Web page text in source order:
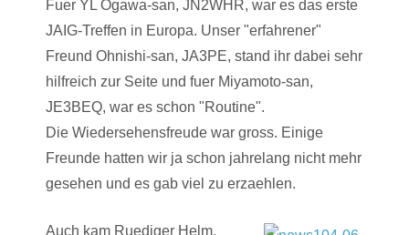
Fuer YL Ogawa-san, JN2WHR, war es das erste
JAIG-Treffen in Europa. Unser "erfahrener"
Freund Ohnishi-san, JA3PE, stand ihr dabei sehr
hilfreich zur Seite und fuer Miyamoto-san,
JE3BEQ, war es schon "Routine".
Die Wiedersehensfreude war gross. Einige
Freunde hatten wir ja schon jahrelang nicht mehr
gesehen und es gab viel zu erzaehlen.
Auch kam Ruediger Helm,